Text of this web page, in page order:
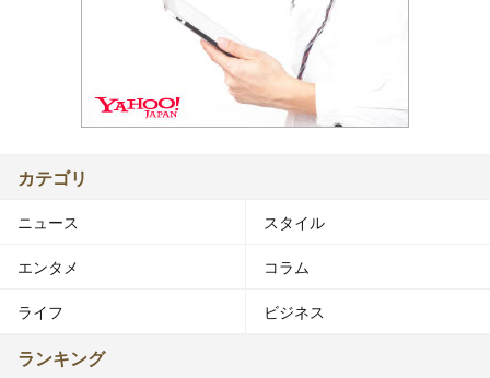
カテゴリ
ニュース スタイル
エンタメ コラム
ライフ ビジネス
ランキング